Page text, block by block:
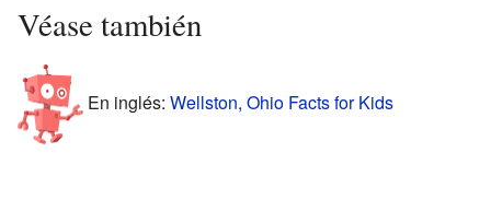
Véase también
En inglés: Wellston, Ohio Facts for Kids